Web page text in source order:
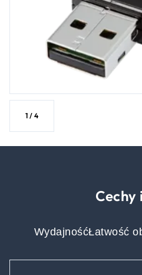
1 / 4
Cechy
WydajnośćŁatwość